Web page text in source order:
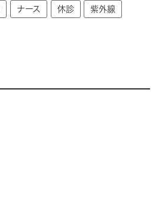
ナース 休診 紫外線